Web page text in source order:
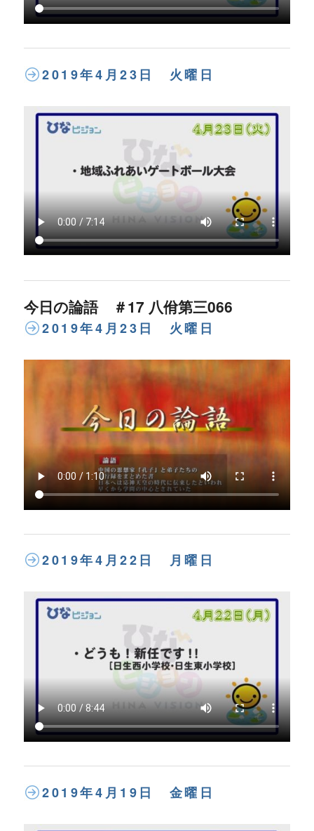
2019年4月23日 火曜日
今日の論語 ＃17 八佾第三066
2019年4月23日 火曜日
2019年4月22日 月曜日
2019年4月19日 金曜日